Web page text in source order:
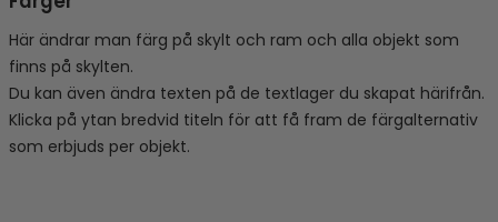
Här ändrar man färg på skylt och ram och alla objekt som
finns på skylten.
Du kan även ändra texten på de textlager du skapat härifrån.
Klicka på ytan bredvid titeln för att få fram de färgalternativ
som erbjuds per objekt.